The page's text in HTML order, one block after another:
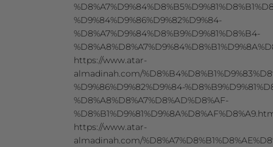
%D9%84%D9%86%D9%82%D9%84-
%D8%A7%D9%84%D8%B9%D9%81%D8%B4-
https://www.atar-
almadinah.com/
%D9%86%D9%82%D9%84-
%D8%A8%D8%A7%D8%AD%D8%AF-
https://www.atar-
almadinah.com/